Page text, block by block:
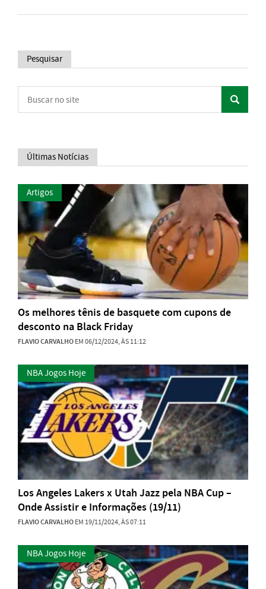
Pesquisar
Últimas Notícias
Artigos
Os melhores tênis de basquete com cupons de
desconto na Black Friday
FLAVIO CARVALHOEM 06/12/2024, ÀS 11:12
NBA Jogos Hoje
Los Angeles Lakers x Utah Jazz pela NBA Cup –
Onde Assistir e Informações (19/11)
FLAVIO CARVALHOEM 19/11/2024, ÀS 07:11
NBA Jogos Hoje